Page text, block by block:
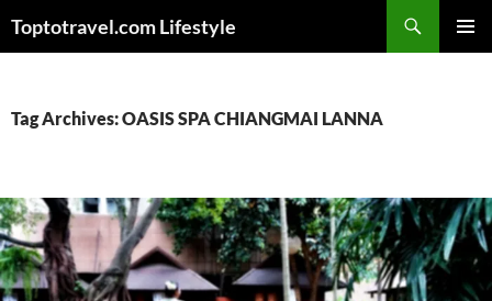
Toptotravel.com Lifestyle
Tag Archives: OASIS SPA CHIANGMAI LANNA